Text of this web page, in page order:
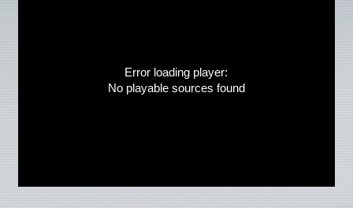
Error loading player:
No playable sources found